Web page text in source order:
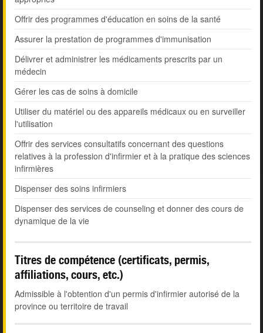
Offrir des programmes d'éducation en soins de la santé
Assurer la prestation de programmes d'immunisation
Délivrer et administrer les médicaments prescrits par un
médecin
Gérer les cas de soins à domicile
Utiliser du matériel ou des appareils médicaux ou en surveiller
l'utilisation
Offrir des services consultatifs concernant des questions
relatives à la profession d'infirmier et à la pratique des sciences
infirmières
Dispenser des soins infirmiers
Dispenser des services de counseling et donner des cours de
dynamique de la vie
Titres de compétence (certificats, permis,
affiliations, cours, etc.)
Admissible à l'obtention d'un permis d'infirmier autorisé de la
province ou territoire de travail